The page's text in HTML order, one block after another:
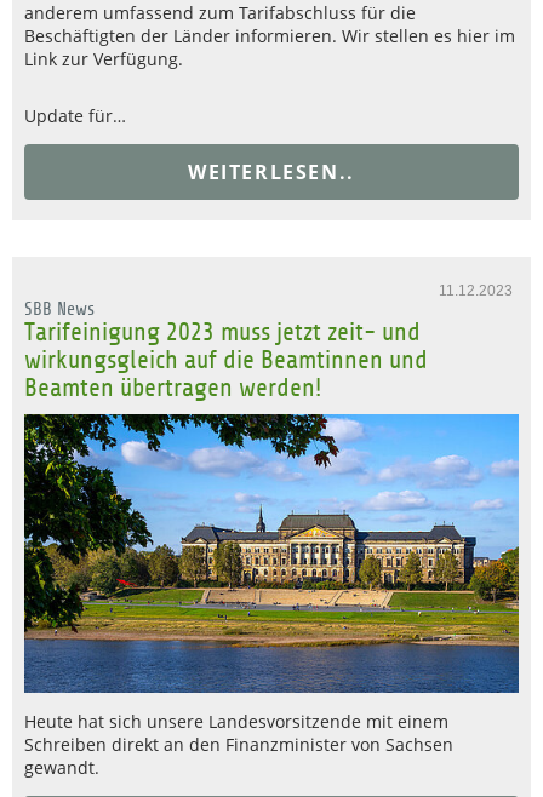
anderem umfassend zum Tarifabschluss für die
Beschäftigten der Länder informieren. Wir stellen es hier im
Link zur Verfügung.
Update für…
WEITERLESEN..
11.12.2023
SBB News
Tarifeinigung 2023 muss jetzt zeit- und
wirkungsgleich auf die Beamtinnen und
Beamten übertragen werden!
Heute hat sich unsere Landesvorsitzende mit einem
Schreiben direkt an den Finanzminister von Sachsen
gewandt.